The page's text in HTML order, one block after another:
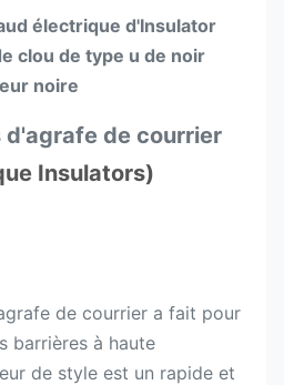
électrique d'Insulator
clou de type u de noir
noire
d'agrafe de courrier
Insulators)
de courrier a fait pour
barrières à haute
de style est un rapide et